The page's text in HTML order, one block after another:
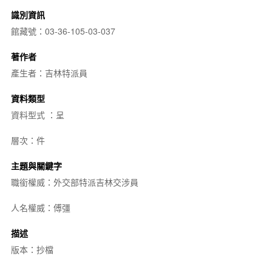
識別資訊
館藏號：03-36-105-03-037
著作者
產生者：吉林特派員
資料類型
資料型式 ：呈
層次：件
主題與關鍵字
職銜權威：外交部特派吉林交涉員
人名權威：傅彊
描述
版本：抄檔